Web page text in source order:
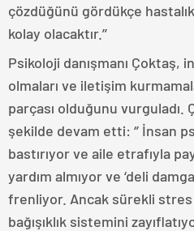
çözdüğünü gördükçe
kolay olacaktır.’’
Psikoloji danışmanı Çoktaş,
olmaları ve iletişim
parçası olduğunu vurguladı.
şekilde devam etti: ‘’ İnsan
bastırıyor ve aile etrafıyla
yardım almıyor ve ‘deli
frenliyor. Ancak sürekli stres
bağışıklık sistemini